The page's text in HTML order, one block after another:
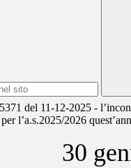
del 11-12-2025 -
l’a.s.2025/2026
30